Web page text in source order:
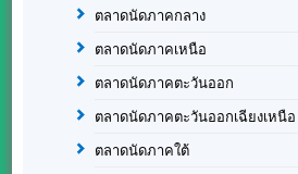
ตลาดนัดภาคกลาง
ตลาดนัดภาคเหนือ
ตลาดนัดภาคตะวันออก
ตลาดนัดภาคตะวันออกเฉียงเหนือ
ตลาดนัดภาคใต้